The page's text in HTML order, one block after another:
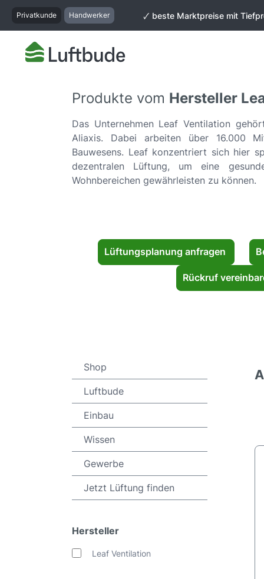
Zur Hauptnavigation springen
Privatkunde Handwerker 🗸 beste Marktpreise mit
Produkte vom Hersteller
Das Unternehmen Leaf Ventilation
Aliaxis. Dabei arbeiten über 16.000
Bauwesens. Leaf konzentriert sich hier
dezentralen Lüftung, um eine
Wohnbereichen gewährleisten zu können.
Lüftungsplanung anfragen
Rückruf
Shop
Luftbude
Einbau
Wissen
Gewerbe
Jetzt Lüftung finden
Hersteller
Leaf Ventilation